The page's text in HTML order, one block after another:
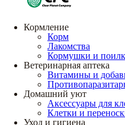
Кормление
Корм
Лакомства
Кормушки и
Ветеринарная аптека
Витамины и
Домашний уют
Аксессуары для
Клетки и
Уход и гигиена